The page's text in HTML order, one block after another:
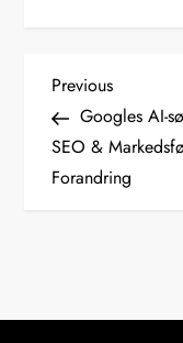
I
n
d
l
Previous
Post
Previous
Googles AI-
SEO &
Forandring